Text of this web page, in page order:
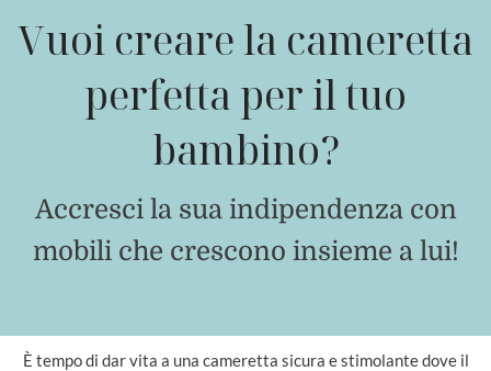
Vuoi creare la cameretta
perfetta per il tuo
bambino?
Accresci la sua indipendenza con
mobili che crescono insieme a lui!
È tempo di dar vita a una cameretta sicura e stimolante dove il